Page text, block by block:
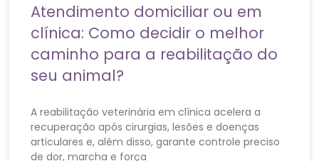
Atendimento domiciliar ou em
clínica: Como decidir o melhor
caminho para a reabilitação do
seu animal?
A reabilitação veterinária em clínica acelera a
recuperação após cirurgias, lesões e doenças
articulares e, além disso, garante controle preciso
de dor, marcha e força